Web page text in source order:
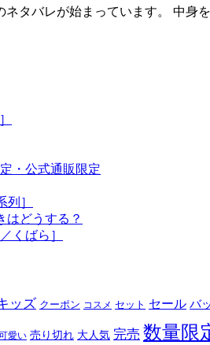
タバレが始まっています。 中身
・公式通販限定
］
はどうする？
くばら］
ッズ クーポン コスメ セット セール バ
愛い 売り切れ 大人気 完売 数量限